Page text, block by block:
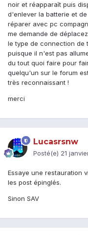
noir et réapparaît puis
d'enlever la batterie et
réparer avec pc
me demande de
le type de connection de
puisque il n'est pas
du tout quoi faire pour
quelqu'un sur le forum
très reconnaissant !
merci
Lucasrsnw
Posté(e) 21
Essaye une restauration
les post épinglés.
Sinon SAV